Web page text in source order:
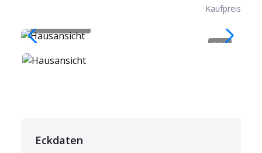
Kaufpreis
1/9
Eckdaten